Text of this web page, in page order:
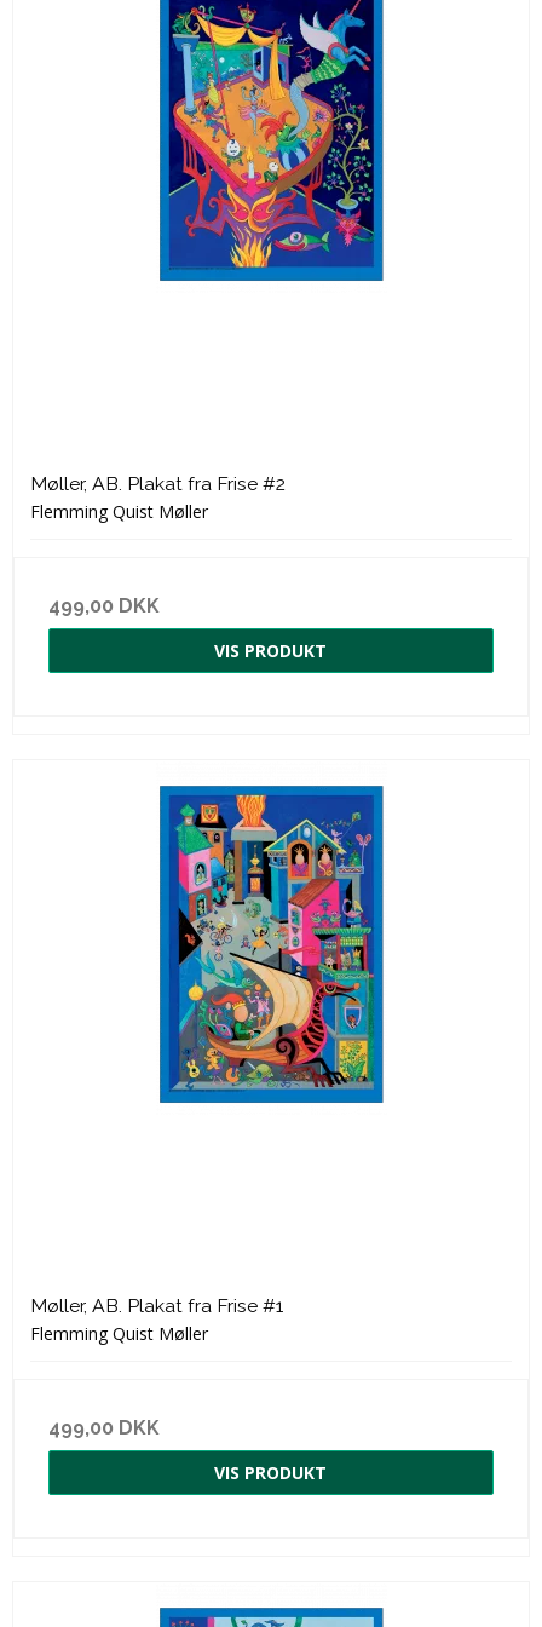
Møller, AB. Plakat fra Frise #2
Flemming Quist Møller
499,00 DKK
VIS PRODUKT
Møller, AB. Plakat fra Frise #1
Flemming Quist Møller
499,00 DKK
VIS PRODUKT